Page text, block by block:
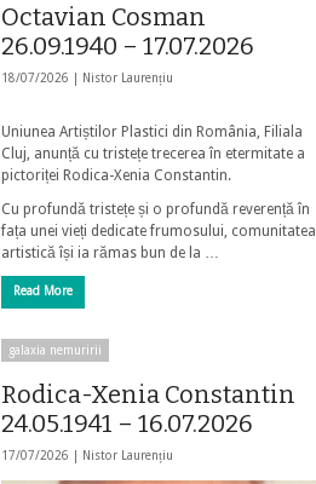
Octavian Cosman
26.09.1940 – 17.07.2026
18/07/2026 | Nistor Laurențiu
Uniunea Artiștilor Plastici din România, Filiala
Cluj, anunță cu tristețe trecerea în etermitate a
pictoriței Rodica-Xenia Constantin.
Cu profundă tristețe și o profundă reverență în
fața unei vieți dedicate frumosului, comunitatea
artistică își ia rămas bun de la …
Read More
galaxia nemuririi
Rodica-Xenia Constantin
24.05.1941 – 16.07.2026
17/07/2026 | Nistor Laurențiu